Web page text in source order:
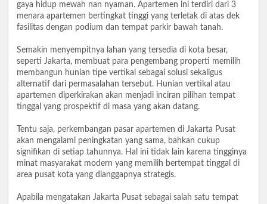
gaya hidup mewah nan nyaman. Apartemen ini terdiri dari 3
menara apartemen bertingkat tinggi yang terletak di atas dek
fasilitas dengan podium dan tempat parkir bawah tanah.
Semakin menyempitnya lahan yang tersedia di kota besar,
seperti Jakarta, membuat para pengembang properti memilih
membangun hunian tipe vertikal sebagai solusi sekaligus
alternatif dari permasalahan tersebut. Hunian vertikal atau
apartemen diperkirakan akan menjadi inciran pilihan tempat
tinggal yang prospektif di masa yang akan datang.
Tentu saja, perkembangan pasar apartemen di Jakarta Pusat
akan mengalami peningkatan yang sama, bahkan cukup
signifikan di setiap tahunnya. Hal ini tidak lain karena tingginya
minat masyarakat modern yang memilih bertempat tinggal di
area pusat kota yang dianggapnya strategis.
Apabila mengatakan Jakarta Pusat sebagai salah satu tempat